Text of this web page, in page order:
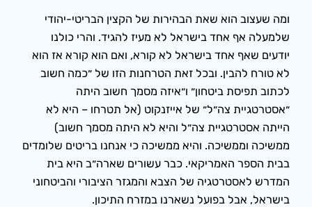
ומה שעצוב הוא שאת הבהירות של הקצין הבריטי-יהודי
שלמעלה אף אחד בישראל לא מעיז להגיד. והרי כולנו
יודעים שאף אחד בישראל לא קורא, ואם הוא קורא אז הוא
לא טורח להבין. ובכל זאת הטרחנות הזו של ״כמה חשוב
לכתוב תפיסת ביטחון״ ו״איזה מסמך חשוב היתה
״אסטרטגיית צה״ל״ של אייזנקוט (אל תטרחו – היא לא
הייתה אסטרטגיית צה״ל והיא לא היתה מסמך חשוב)
ממשיכה וממשיכה. והיא ממשיכה כי אנחנו בריטים שלומדים
בבית הספר האמריקאי. כבר עשורים שארה״ב היא בית
המדרש לאסטרטגיה של הצבא והמגזר הציבורי והביטחוני
בישראל, אבל בפועל נשארנו במזרח התיכון.